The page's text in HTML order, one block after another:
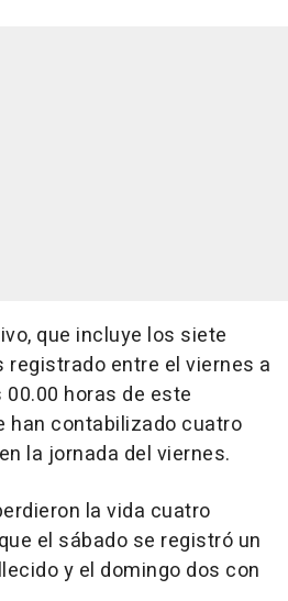
que incluye los siete
entre el viernes a
horas de este
han contabilizado cuatro
la jornada del viernes.
la vida cuatro
el sábado se registró un
y el domingo dos con